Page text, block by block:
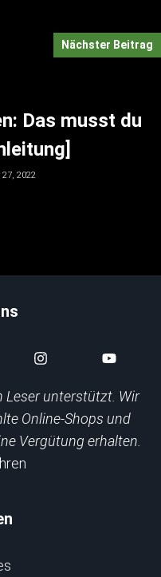
Nächster Beitrag
Das musst du
2022
Leser unterstützt. Wir
Online-Shops und
Vergütung erhalten.